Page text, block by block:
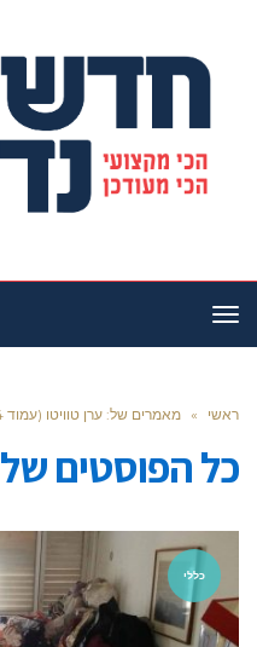
תפריט
ראשי » מאמרים של: ערן טוויטו (עמוד 4)
כל הפוסטים של
כללי